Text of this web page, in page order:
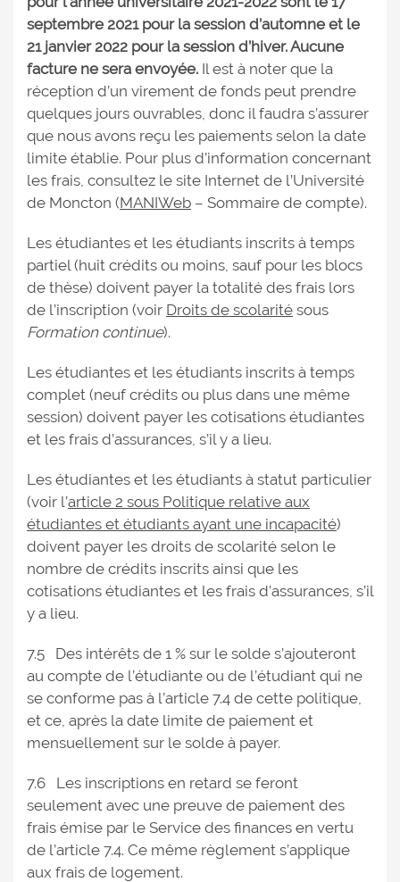
septembre 2021 pour la session d’automne et le
21 janvier 2022 pour la session d’hiver. Aucune
facture ne sera envoyée. Il est à noter que la
réception d’un virement de fonds peut prendre
quelques jours ouvrables, donc il faudra s’assurer
que nous avons reçu les paiements selon la date
limite établie. Pour plus d’information concernant
les frais, consultez le site Internet de l’Université
de Moncton (MANIWeb – Sommaire de compte).
Les étudiantes et les étudiants inscrits à temps
partiel (huit crédits ou moins, sauf pour les blocs
de thèse) doivent payer la totalité des frais lors
de l’inscription (voir Droits de scolarité sous
Formation continue).
Les étudiantes et les étudiants inscrits à temps
complet (neuf crédits ou plus dans une même
session) doivent payer les cotisations étudiantes
et les frais d’assurances, s’il y a lieu.
Les étudiantes et les étudiants à statut particulier
(voir l’article 2 sous Politique relative aux
étudiantes et étudiants ayant une incapacité)
doivent payer les droits de scolarité selon le
nombre de crédits inscrits ainsi que les
cotisations étudiantes et les frais d’assurances, s’il
y a lieu.
7.5 Des intérêts de 1 % sur le solde s’ajouteront
au compte de l’étudiante ou de l’étudiant qui ne
se conforme pas à l’article 7.4 de cette politique,
et ce, après la date limite de paiement et
mensuellement sur le solde à payer.
7.6 Les inscriptions en retard se feront
seulement avec une preuve de paiement des
frais émise par le Service des finances en vertu
de l’article 7.4. Ce même règlement s’applique
aux frais de logement.